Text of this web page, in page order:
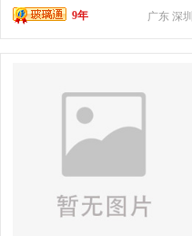
广东 深圳
9年